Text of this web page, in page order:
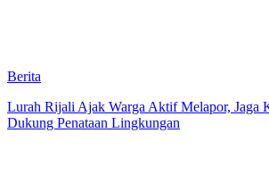
Berita
Lurah Rijali Ajak Warga Aktif Melapor, Jaga
Dukung Penataan Lingkungan